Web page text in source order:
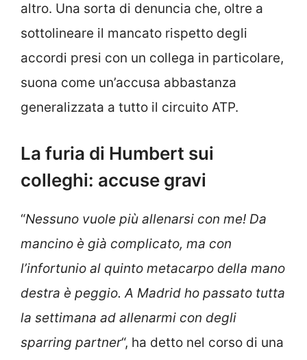
altro. Una sorta di denuncia che, oltre a
sottolineare il mancato rispetto degli
accordi presi con un collega in particolare,
suona come un’accusa abbastanza
generalizzata a tutto il circuito ATP.
La furia di Humbert sui
colleghi: accuse gravi
“Nessuno vuole più allenarsi con me! Da
mancino è già complicato, ma con
l’infortunio al quinto metacarpo della mano
destra è peggio. A Madrid ho passato tutta
la settimana ad allenarmi con degli
sparring partner“, ha detto nel corso di una